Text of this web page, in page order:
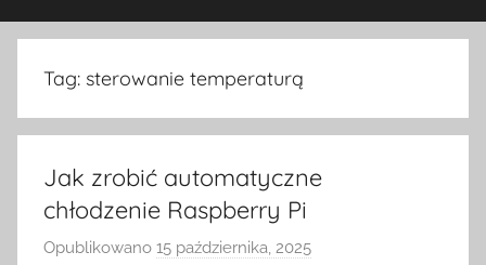
Tag: sterowanie temperaturą
Jak zrobić automatyczne
chłodzenie Raspberry Pi
Opublikowano 15 października, 2025